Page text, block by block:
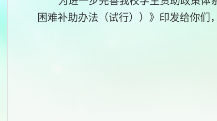
困难补助办法（试行））》 印发给你们